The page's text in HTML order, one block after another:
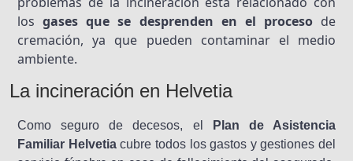
losgases que se desprenden en el procesode
cremación, ya que pueden contaminar el medio
ambiente.
La incineración en Helvetia
Como seguro de decesos, el
Plan de Asistencia
Familiar Helvetiacubre todos los gastos y gestiones del